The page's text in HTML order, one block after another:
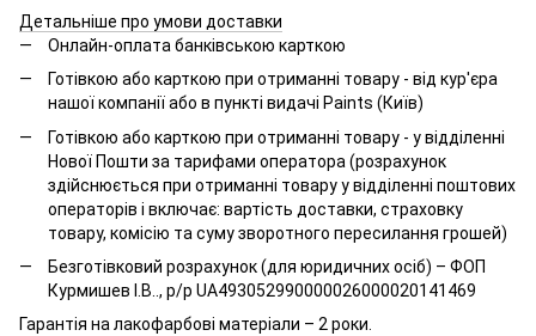
Детальніше про умови доставки
Онлайн-оплата банківською карткою
Готівкою або карткою при отриманні товару - від кур'єра
нашої компанії або в пункті видачі Paints (Київ)
Готівкою або карткою при отриманні товару - у відділенні
Нової Пошти за тарифами оператора (розрахунок
здійснюється при отриманні товару у відділенні поштових
операторів і включає: вартість доставки, страховку
товару, комісію та суму зворотного пересилання грошей)
Безготівковий розрахунок (для юридичних осіб) – ФОП
Курмишев І.В.., р/р UA493052990000026000020141469
Гарантія на лакофарбові матеріали – 2 роки.